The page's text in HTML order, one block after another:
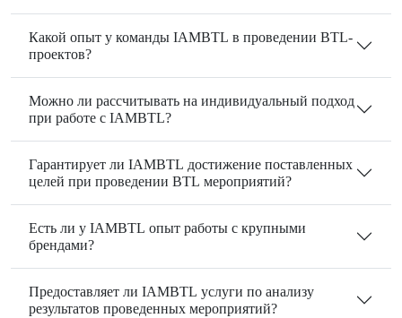
Какой опыт у команды IAMBTL в проведении BTL-
проектов?
Можно ли рассчитывать на индивидуальный подход
при работе с IAMBTL?
Гарантирует ли IAMBTL достижение поставленных
целей при проведении BTL мероприятий?
Есть ли у IAMBTL опыт работы с крупными
брендами?
Предоставляет ли IAMBTL услуги по анализу
результатов проведенных мероприятий?